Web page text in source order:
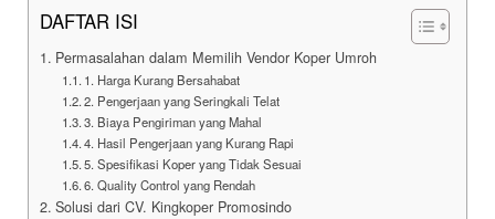
DAFTAR ISI
Permasalahan dalam Memilih Vendor Koper Umroh
1. Harga Kurang Bersahabat
2. Pengerjaan yang Seringkali Telat
3. Biaya Pengiriman yang Mahal
4. Hasil Pengerjaan yang Kurang Rapi
5. Spesifikasi Koper yang Tidak Sesuai
6. Quality Control yang Rendah
Solusi dari CV. Kingkoper Promosindo